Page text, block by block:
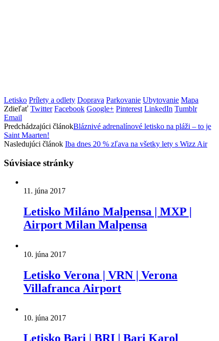
Letisko Prílety a odlety Doprava Parkovanie Ubytovanie Mapa
Zdieľať Twitter Facebook Google+ Pinterest LinkedIn Tumblr
Email
Predchádzajúci článokBláznivé adrenalínové letisko na pláži – to je
Saint Maarten!
Nasledujúci článok Iba dnes 20 % zľava na všetky lety s Wizz Air
Súvisiace stránky
11. júna 2017
Letisko Miláno Malpensa | MXP |
Airport Milan Malpensa
10. júna 2017
Letisko Verona | VRN | Verona
Villafranca Airport
10. júna 2017
Letisko Bari | BRI | Bari Karol